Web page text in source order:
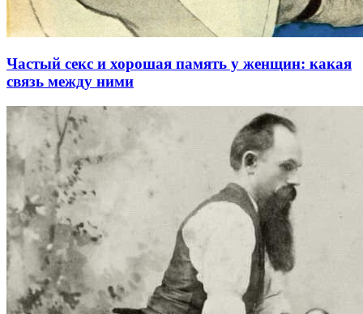
Частый секс и хорошая память у женщин: какая
связь между ними